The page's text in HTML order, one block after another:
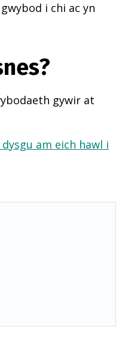
i chi ac yn
gywir at
am eich hawl i